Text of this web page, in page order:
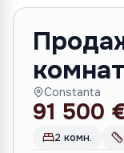
Constanta
91 500
2 комн.